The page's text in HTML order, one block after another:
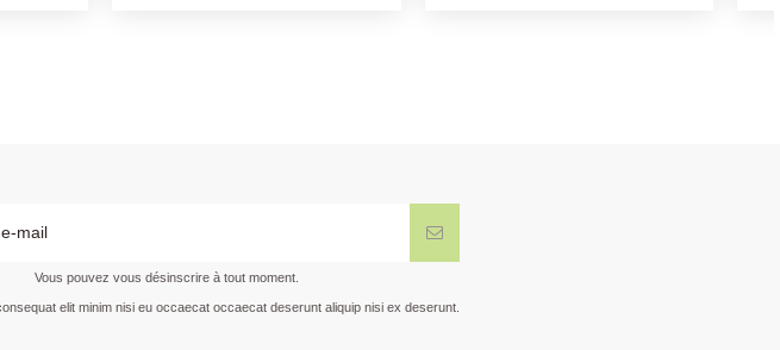
Vous pouvez vous désinscrire à tout moment.
elit minim nisi eu occaecat occaecat deserunt aliquip nisi ex deserunt.